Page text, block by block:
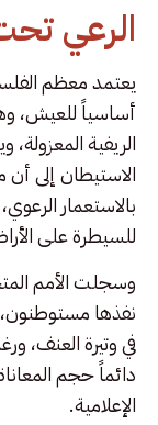
الرعي
يعتمد معظم
أساسياً للعيش،
الريفية
الاستيطان إلى
بالاستعمار
للسيطرة على
نفذها
في وتيرة العنف،
دائماً حجم
الإعلامية.